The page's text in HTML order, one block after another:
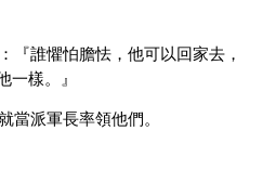
『誰懼怕膽怯，他可以回家去，
樣。』
當派軍長率領他們。